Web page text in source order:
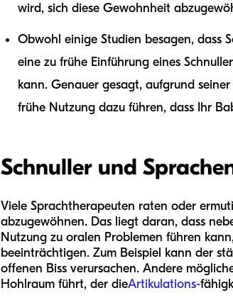
wird, sich diese Gewohnheit
Obwohl einige Studien besagen, dass
eine zu frühe Einführung eines
kann. Genauer gesagt, aufgrund
frühe Nutzung dazu führen, dass Ihr
Schnuller und
Viele Sprachtherapeuten raten oder
abzugewöhnen. Das liegt daran, dass
Nutzung zu oralen Problemen führen
beeinträchtigen. Zum Beispiel kann der
offenen Biss verursachen. Andere
Hohlraum führt, der dieArtikulations-